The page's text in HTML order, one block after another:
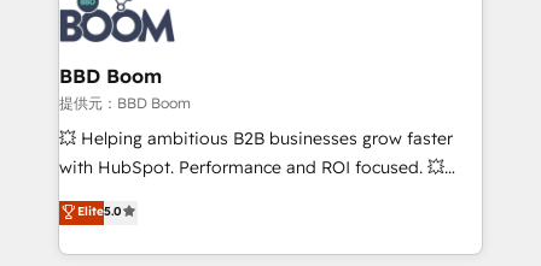
cumulées
Seamless CRM, CMS, and automation setup •
Complex platform migrations and data cleanups •
Custom APIs and third-party integrations 📈 End-to-
End Revenue Acceleration • Lifecycle marketing and
pipeline growth programs • Sales enablement tools
and CRM optimization • Retention strategies with
Execution • 750+ onboardings and 2,000+
implementations • Deep expertise across marketing,
BBD Boom
提供元：BBD Boom
💥 Helping ambitious B2B businesses grow faster
with HubSpot. Performance and ROI focused. 💥
BBD Boom is the HubSpot partner that can help you
to HubSpot Better. We work with your teams to
solve all your HubSpot challenges and improve user
Elite5.0